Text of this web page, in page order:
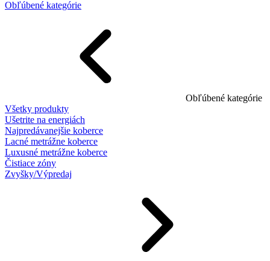
Obľúbené kategórie
Obľúbené kategórie
Všetky produkty
Ušetrite na energiách
Najpredávanejšie koberce
Lacné metrážne koberce
Luxusné metrážne koberce
Čistiace zóny
Zvyšky/Výpredaj